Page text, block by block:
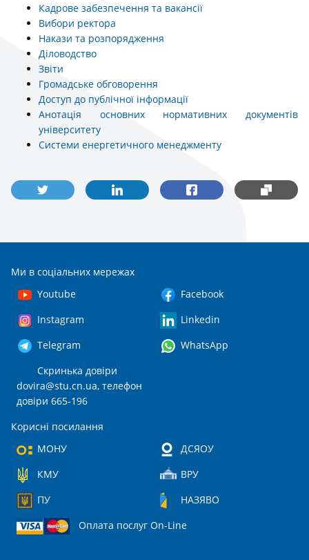
Кадрове забезпечення та вакансії
Вибори ректора
Накази та розпорядження
Діловодство
Звіти
Громадське обговорення
Доступ до публічної інформації
Анотація основних нормативних документів
університету
Системи енергетичного менеджменту
Ми в соціальних мережах
Youtube
Facebook
Instagram
Linkedin
Telegram
WhatsApp
Скринька довіри
dovira@stu.cn.ua, телефон
довіри 665-196
Корисні посилання
МОНУ
ДСЯОУ
КМУ
ВРУ
ПУ
НАЗЯВО
Оплата послуг On-Line